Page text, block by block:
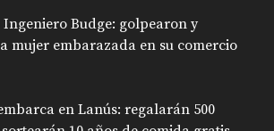
Ingeniero Budge: golpearon y
mujer embarazada en su comercio
en Lanús: regalarán 500